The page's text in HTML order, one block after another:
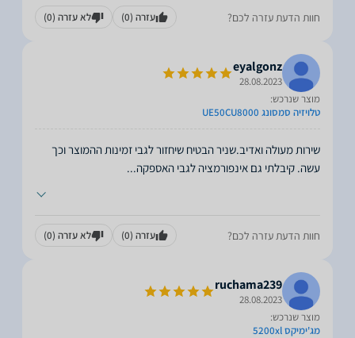
חוות הדעת עזרה לכם? עזרה (0) לא עזרה (0)
eyalgonz
28.08.2023
מוצר שנרכש:
טלויזיה סמסונג UE50CU8000
שירות מעולה ואדיב.שניר הבטיח שיחזור לגבי זמינות ההמוצר וכך
עשה. קיבלתי גם אינפורמציה לגבי האספקה...
חוות הדעת עזרה לכם? עזרה (0) לא עזרה (0)
ruchama239
28.08.2023
מוצר שנרכש:
מג'ימיקס 5200xl